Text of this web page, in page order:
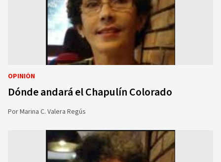
OPINIÓN
Dónde andará el Chapulín Colorado
PorMarina C. Valera Regús